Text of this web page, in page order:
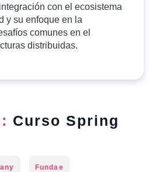
con el ecosistema
y su enfoque en la
comunes en el
distribuidas.
Curso Spring
Fundae